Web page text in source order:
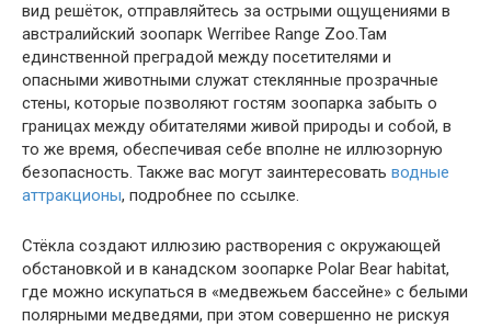
вид решёток, отправляйтесь за острыми ощущениями в
австралийский зоопарк Werribee Range Zoo.Там
единственной преградой между посетителями и
опасными животными служат стеклянные прозрачные
стены, которые позволяют гостям зоопарка забыть о
границах между обитателями живой природы и собой, в
то же время, обеспечивая себе вполне не иллюзорную
безопасность. Также вас могут заинтересовать водные
аттракционы, подробнее по ссылке.
Стёкла создают иллюзию растворения с окружающей
обстановкой и в канадском зоопарке Polar Bear habitat,
где можно искупаться в «медвежьем бассейне» с белыми
полярными медведями, при этом совершенно не рискуя